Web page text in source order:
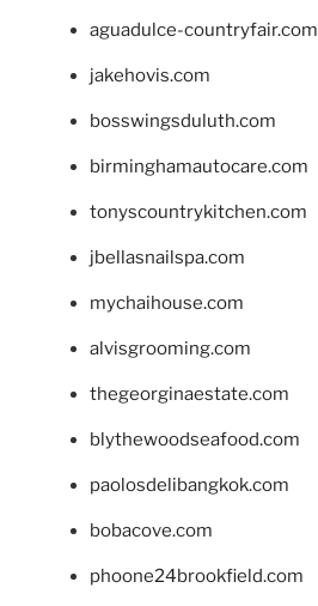
aguadulce-countryfair.com
jakehovis.com
bosswingsduluth.com
birminghamautocare.com
tonyscountrykitchen.com
jbellasnailspa.com
mychaihouse.com
alvisgrooming.com
thegeorginaestate.com
blythewoodseafood.com
paolosdelibangkok.com
bobacove.com
phoone24brookfield.com